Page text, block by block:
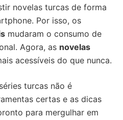
novelas turcas de forma
Por isso, os
mudaram o consumo de
Agora, as novelas
acessíveis do que nunca.
turcas não é
certas e as dicas
para mergulhar em